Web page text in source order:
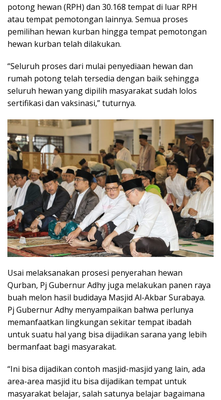
potong hewan (RPH) dan 30.168 tempat di luar RPH
atau tempat pemotongan lainnya. Semua proses
pemilihan hewan kurban hingga tempat pemotongan
hewan kurban telah dilakukan.
“Seluruh proses dari mulai penyediaan hewan dan
rumah potong telah tersedia dengan baik sehingga
seluruh hewan yang dipilih masyarakat sudah lolos
sertifikasi dan vaksinasi,” tuturnya.
Usai melaksanakan prosesi penyerahan hewan
Qurban, Pj Gubernur Adhy juga melakukan panen raya
buah melon hasil budidaya Masjid Al-Akbar Surabaya.
Pj Gubernur Adhy menyampaikan bahwa perlunya
memanfaatkan lingkungan sekitar tempat ibadah
untuk suatu hal yang bisa dijadikan sarana yang lebih
bermanfaat bagi masyarakat.
“Ini bisa dijadikan contoh masjid-masjid yang lain, ada
area-area masjid itu bisa dijadikan tempat untuk
masyarakat belajar, salah satunya belajar bagaimana